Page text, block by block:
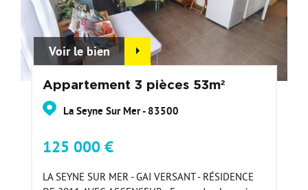
Voir le bien
Appartement 3 pièces 53m²
La Seyne Sur Mer - 83500
125 000 €
LA SEYNE SUR MER - GAI VERSANT - RÉSIDENCE